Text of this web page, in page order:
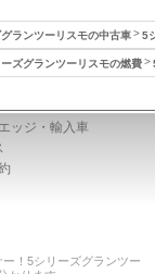
ランツーリスモの中古車 5
ズグランツーリスモの燃費
ッジ・輸入車
！5シリーズグランツー